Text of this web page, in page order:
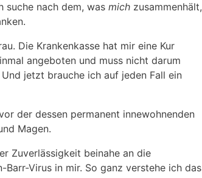
suche nach dem, was mich zusammenhält,
Die Krankenkasse hat mir eine Kur
angeboten und muss nicht darum
jetzt brauche ich auf jeden Fall ein
der dessen permanent innewohnenden
Magen.
Zuverlässigkeit beinahe an die
Virus in mir. So ganz verstehe ich das